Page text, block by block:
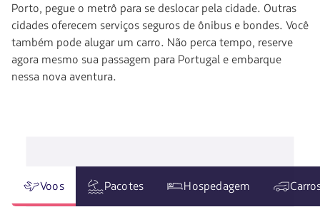
Porto, pegue o metrô para se deslocar pela cidade. Outras
cidades oferecem serviços seguros de ônibus e bondes. Você
também pode alugar um carro. Não perca tempo, reserve
agora mesmo sua passagem para Portugal e embarque
nessa nova aventura.
Voos Pacotes Hospedagem